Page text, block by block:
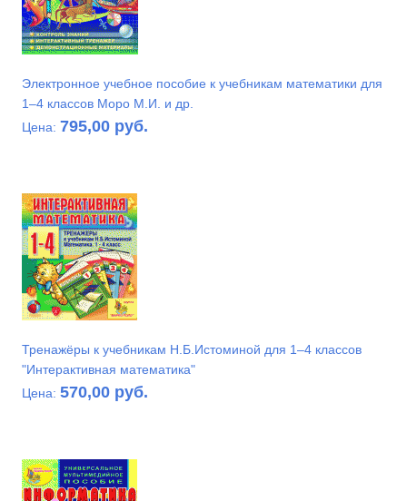
Электронное учебное пособие к учебникам математики для
1–4 классов Моро М.И. и др.
Цена: 795,00 руб.
Тренажёры к учебникам Н.Б.Истоминой для 1–4 классов
"Интерактивная математика"
Цена: 570,00 руб.